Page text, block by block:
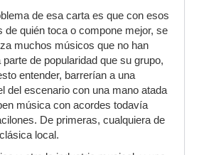
de esa carta es que con esos
de quién toca o compone mejor, se
muchos músicos que no han
de popularidad que su grupo,
entender, barrerían a una
del escenario con una mano atada
música con acordes todavía
De primeras, cualquiera de
local.